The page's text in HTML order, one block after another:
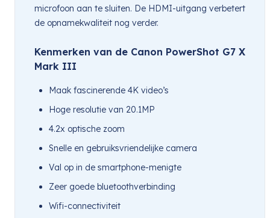
microfoon aan te sluiten. De HDMI-uitgang verbetert
de opnamekwaliteit nog verder.
Kenmerken van de Canon PowerShot G7 X
Mark III
Maak fascinerende 4K video’s
Hoge resolutie van 20.1MP
4.2x optische zoom
Snelle en gebruiksvriendelijke camera
Val op in de smartphone-menigte
Zeer goede bluetoothverbinding
Wifi-connectiviteit